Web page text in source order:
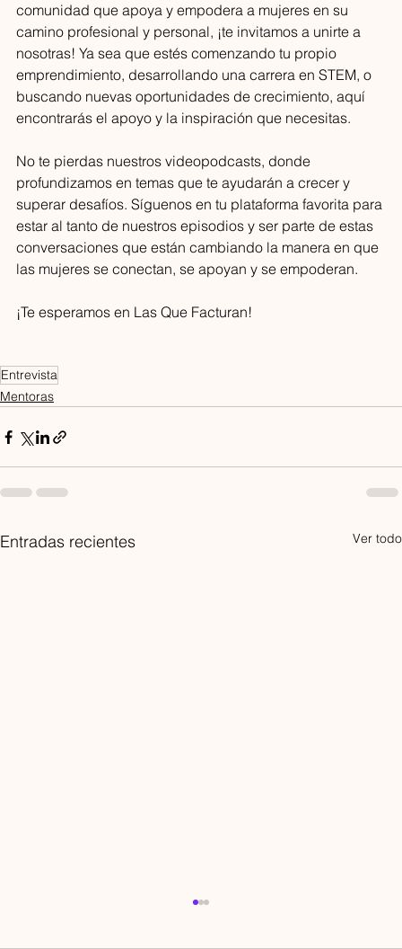
comunidad que apoya y empodera a mujeres en su
camino profesional y personal, ¡te invitamos a unirte a
nosotras! Ya sea que estés comenzando tu propio
emprendimiento, desarrollando una carrera en STEM, o
buscando nuevas oportunidades de crecimiento, aquí
encontrarás el apoyo y la inspiración que necesitas.
No te pierdas nuestros videopodcasts, donde
profundizamos en temas que te ayudarán a crecer y
superar desafíos. Síguenos en tu plataforma favorita para
estar al tanto de nuestros episodios y ser parte de estas
conversaciones que están cambiando la manera en que
las mujeres se conectan, se apoyan y se empoderan.
¡Te esperamos en Las Que Facturan!
Entrevista
Mentoras
Entradas recientes Ver todo